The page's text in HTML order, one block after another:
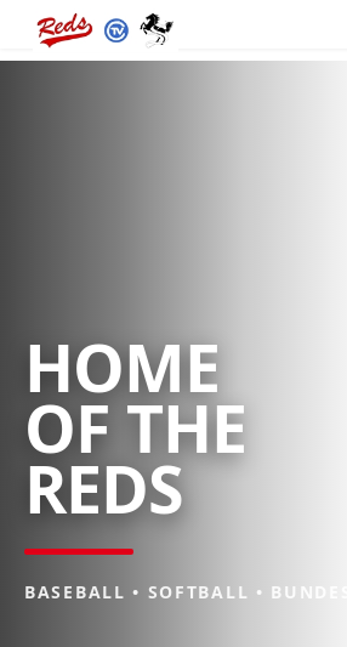
HOME
OF THE
REDS
BASEBALL • SOFTBALL •